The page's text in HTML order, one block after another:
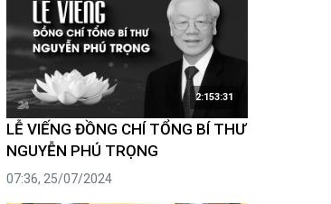
2:153:31
LỄ VIẾNG ĐỒNG CHÍ TỔNG BÍ THƯ
NGUYỄN PHÚ TRỌNG
07:36, 25/07/2024